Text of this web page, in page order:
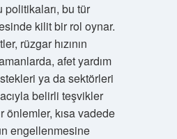
politikaları, bu tür
kilit bir rol oynar.
rüzgar hızının
afet yardım
ya da sektörleri
belirli teşvikler
önlemler, kısa vadede
engellenmesine